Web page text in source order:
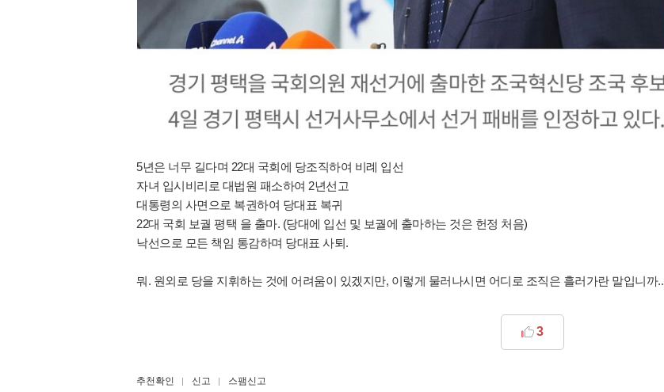
5년은 너무 길다며 22대 국회에 당조직하여 비례 입선
자녀 입시비리로 대법원 패소하여 2년선고
대통령의 사면으로 복권하여 당대표 복귀
22대 국회 보궐 평택 을 출마. (당대에 입선 및 보궐에 출마하는 것은 헌정 처음)
낙선으로 모든 책임 통감하며 당대표 사퇴.
뭐. 원외로 당을 지휘하는 것에 어려움이 있겠지만, 이렇게 물러나시면 어디로 조직은 흘러가란 말입니까..
3
추천확인 신고 스팸신고